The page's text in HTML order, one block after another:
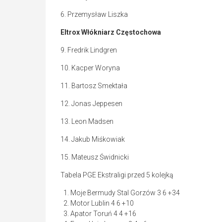
6. Przemysław Liszka
Eltrox Włókniarz Częstochowa
9. Fredrik Lindgren
10. Kacper Woryna
11. Bartosz Smektała
12. Jonas Jeppesen
13. Leon Madsen
14. Jakub Miśkowiak
15. Mateusz Świdnicki
Tabela PGE Ekstraligi przed 5 kolejką
Moje Bermudy Stal Gorzów 3 6 +34
Motor Lublin 4 6 +10
Apator Toruń 4 4 +16